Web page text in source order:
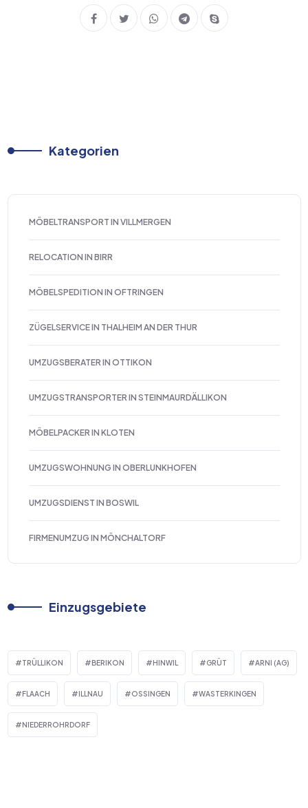
Kategorien
MÖBELTRANSPORT IN VILLMERGEN
RELOCATION IN BIRR
MÖBELSPEDITION IN OFTRINGEN
ZÜGELSERVICE IN THALHEIM AN DER THUR
UMZUGSBERATER IN OTTIKON
UMZUGSTRANSPORTER IN STEINMAURDÄLLIKON
MÖBELPACKER IN KLOTEN
UMZUGSWOHNUNG IN OBERLUNKHOFEN
UMZUGSDIENST IN BOSWIL
FIRMENUMZUG IN MÖNCHALTORF
Einzugsgebiete
TRÜLLIKON BERIKON HINWIL GRÜT ARNI (AG)
FLAACH ILLNAU OSSINGEN WASTERKINGEN
NIEDERROHRDORF